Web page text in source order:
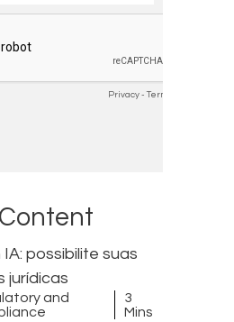
possibilite suas
jurídicas
and
3
Mins